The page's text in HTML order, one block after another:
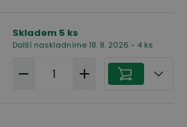
Skladem 5 ks
Další naskladníme 18. 8. 2026 - 4 ks